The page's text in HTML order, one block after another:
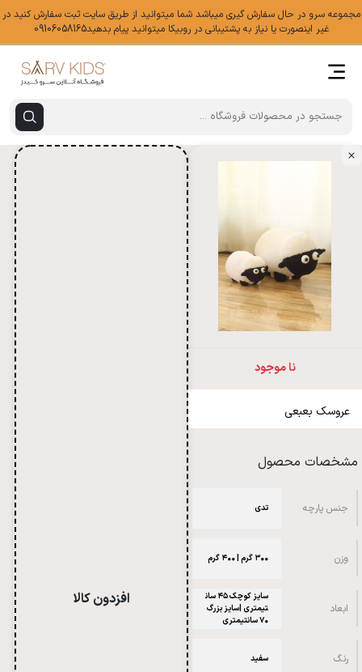
مجموعه سرو در حال سفارش گیری میباشد شما میتوانید از طریق سایت ثبت سفارش کنید در
غیر اینصورت یا نیاز به پشتیبانی در روبیکا میتوانید پیام بدهید09106058165
نا موجود
عروسک بعبعی
مشخصات محصول
جنس پارچه تدی
وزن ۳۰۰ گرم | ۴۰۰ گرم
ابعاد
سایز کوچک ۴۵ سان
تیمتری |سایز بزرگ
۷۰ سانتیمتری
رنگ سفید
افزدون کالا